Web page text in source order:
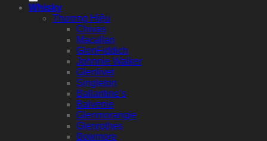
Whisky
Thương Hiệu
Chivas
Macallan
GlenFiddich
Johnnie Walker
Glenlivet
Singleton
Ballantine’s
Balvenie
Glenmorangie
Glenrothes
Bowmore